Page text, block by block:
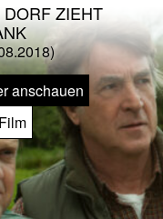
DORF ZIEHT
anschauen